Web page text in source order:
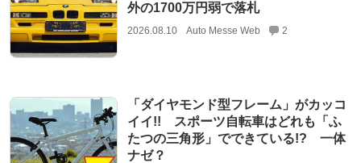
外の1700万円弱で落札
2026.08.10 Auto Messe Web 2
「ダイヤモンド型フレーム」がカッコ
イイ!! スポーツ自転車はどれも「ふ
たつの三角形」でできている!? 一体
ナゼ？